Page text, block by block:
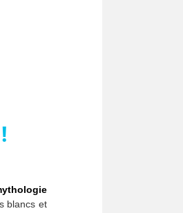
blancs et